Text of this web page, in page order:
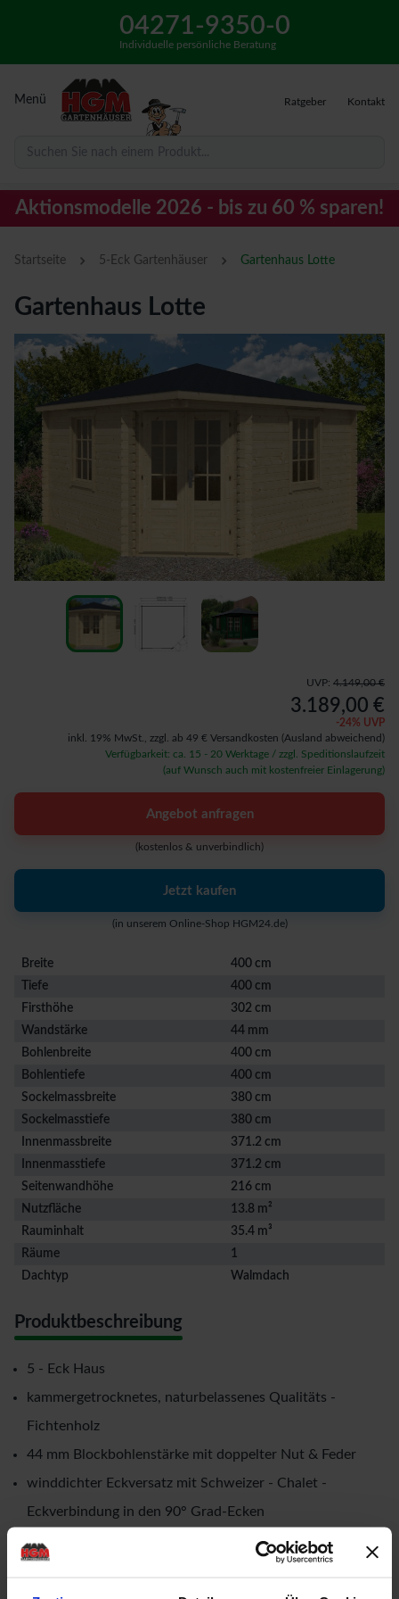
04271-9350-0
Individuelle persönliche Beratung
Menü Ratgeber Kontakt
Suchen Sie nach einem Produkt...
Aktionsmodelle 2026 - bis zu 60 % sparen!
Startseite › 5-Eck Gartenhäuser › Gartenhaus Lotte
Gartenhaus Lotte
UVP: 4.149,00 €
3.189,00 €
-24% UVP
inkl. 19% MwSt., zzgl. ab 49 € Versandkosten (Ausland abweichend)
Verfügbarkeit: ca. 15 - 20 Werktage / zzgl. Speditionslaufzeit
(auf Wunsch auch mit kostenfreier Einlagerung)
Angebot anfragen
(kostenlos & unverbindlich)
Jetzt kaufen
(in unserem Online-Shop HGM24.de)
Breite
400 cm
Tiefe
400 cm
Firsthöhe
302 cm
Wandstärke
44 mm
Bohlenbreite
400 cm
Bohlentiefe
400 cm
Sockelmassbreite
380 cm
Sockelmasstiefe
380 cm
Innenmassbreite
371.2 cm
Innenmasstiefe
371.2 cm
Seitenwandhöhe
216 cm
Nutzfläche
13.8 m²
Rauminhalt
35.4 m³
Räume
1
Dachtyp
Walmdach
Produktbeschreibung
5 - Eck Haus
kammergetrocknetes, naturbelassenes Qualitäts -
Fichtenholz
44 mm Blockbohlenstärke mit doppelter Nut & Feder
winddichter Eckversatz mit Schweizer - Chalet -
Eckverbindung in den 90° Grad-Ecken
mit einer Doppeltür und zwei Ausstell - Einzelfenster
Rahmenaußenmaße der Tür: Breite: 1,19 mtr. x Höhe: